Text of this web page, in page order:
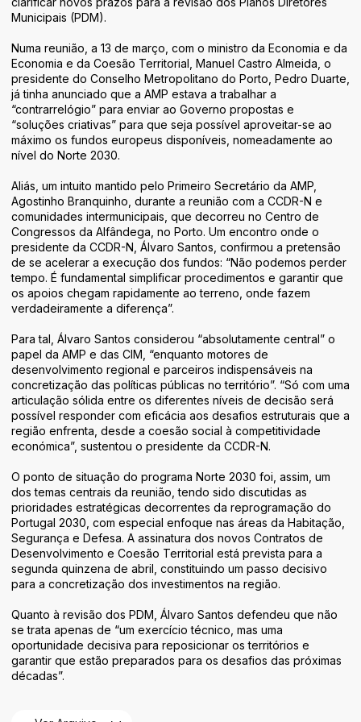
Áreas de Atividade
Municipais (PDM).
Numa reunião, a 13 de março, com o ministro da Economia e da
Economia e da Coesão Territorial, Manuel Castro Almeida, o
presidente do Conselho Metropolitano do Porto, Pedro Duarte,
já tinha anunciado que a AMP estava a trabalhar a
“contrarrelógio” para enviar ao Governo propostas e
“soluções criativas” para que seja possível aproveitar-se ao
máximo os fundos europeus disponíveis, nomeadamente ao
nível do Norte 2030.
Aliás, um intuito mantido pelo Primeiro Secretário da AMP,
Agostinho Branquinho, durante a reunião com a CCDR-N e
comunidades intermunicipais, que decorreu no Centro de
Congressos da Alfândega, no Porto. Um encontro onde o
presidente da CCDR-N, Álvaro Santos, confirmou a pretensão
de se acelerar a execução dos fundos: “Não podemos perder
tempo. É fundamental simplificar procedimentos e garantir que
os apoios chegam rapidamente ao terreno, onde fazem
verdadeiramente a diferença”.
Para tal, Álvaro Santos considerou “absolutamente central” o
papel da AMP e das CIM, “enquanto motores de
desenvolvimento regional e parceiros indispensáveis na
concretização das políticas públicas no território”. “Só com uma
articulação sólida entre os diferentes níveis de decisão será
possível responder com eficácia aos desafios estruturais que a
região enfrenta, desde a coesão social à competitividade
económica”, sustentou o presidente da CCDR-N.
O ponto de situação do programa Norte 2030 foi, assim, um
dos temas centrais da reunião, tendo sido discutidas as
prioridades estratégicas decorrentes da reprogramação do
Portugal 2030, com especial enfoque nas áreas da Habitação,
Segurança e Defesa. A assinatura dos novos Contratos de
Desenvolvimento e Coesão Territorial está prevista para a
segunda quinzena de abril, constituindo um passo decisivo
para a concretização dos investimentos na região.
Quanto à revisão dos PDM, Álvaro Santos defendeu que não
se trata apenas de “um exercício técnico, mas uma
oportunidade decisiva para reposicionar os territórios e
garantir que estão preparados para os desafios das próximas
décadas”.